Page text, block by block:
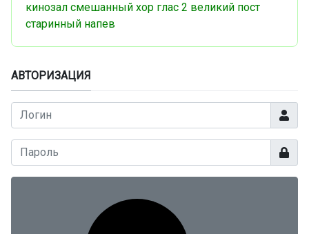
кинозал смешанный хор глас 2 великий пост
старинный напев
АВТОРИЗАЦИЯ
Логин